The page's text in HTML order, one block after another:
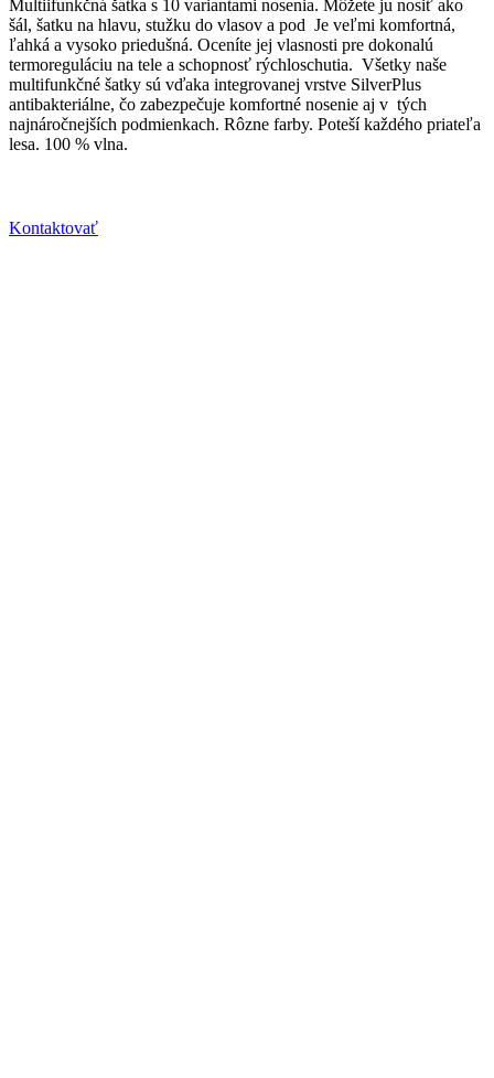
Multiifunkčná šatka s 10 variantami nosenia. Môžete ju nosiť ako
šál, šatku na hlavu, stužku do vlasov a pod Je veľmi komfortná,
ľahká a vysoko priedušná. Oceníte jej vlasnosti pre dokonalú
termoreguláciu na tele a schopnosť rýchloschutia. Všetky naše
multifunkčné šatky sú vďaka integrovanej vrstve SilverPlus
antibakteriálne, čo zabezpečuje komfortné nosenie aj v tých
najnáročnejších podmienkach. Rôzne farby. Poteší každého priateľa
lesa. 100 % vlna.
Kontaktovať